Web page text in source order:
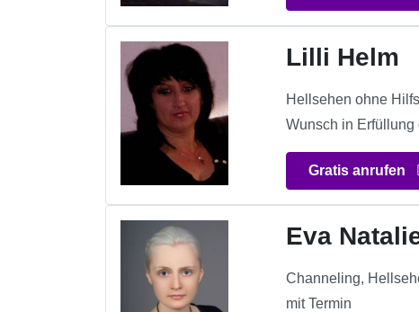
Lilli Helm
Hellsehen ohne
Wunsch in Erfüllung
Gratis anrufen
Eva
Channeling,
mit Termin